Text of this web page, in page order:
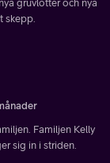
gruvlotter och nya
skepp.
Familjen Kelly
sig in i striden.